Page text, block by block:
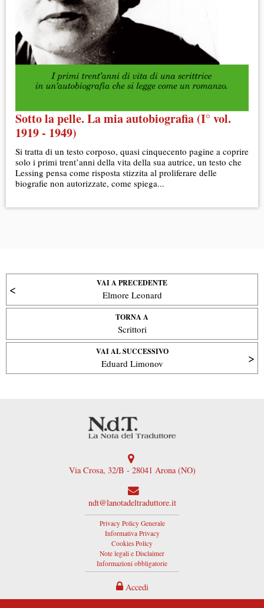
Sotto la pelle. La mia autobiografia (I° vol.
1919 - 1949)
Si tratta di un testo corposo, quasi cinquecento pagine a coprire
solo i primi trent’anni della vita della sua autrice, un testo che
Lessing pensa come risposta stizzita al proliferare delle
biografie non autorizzate, come spiega...
VAI A PRECEDENTE
Elmore Leonard
TORNA A
Scrittori
VAI AL SUCCESSIVO
Eduard Limonov
Via Crosa, 32/B - 28041 Arona (NO)
ndt@lanotadeltraduttore.it
Privacy Policy Generale
Informativa Privacy
Cookies Policy
Note legali e Disclaimer
Informazioni obbligatorie
Accedi